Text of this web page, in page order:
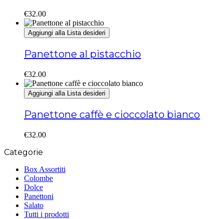
€32.00
Aggiungi alla Lista desideri
Panettone al pistacchio
€32.00
Aggiungi alla Lista desideri
Panettone caffè e cioccolato bianco
€32.00
Categorie
Box Assortiti
Colombe
Dolce
Panettoni
Salato
Tutti i prodotti